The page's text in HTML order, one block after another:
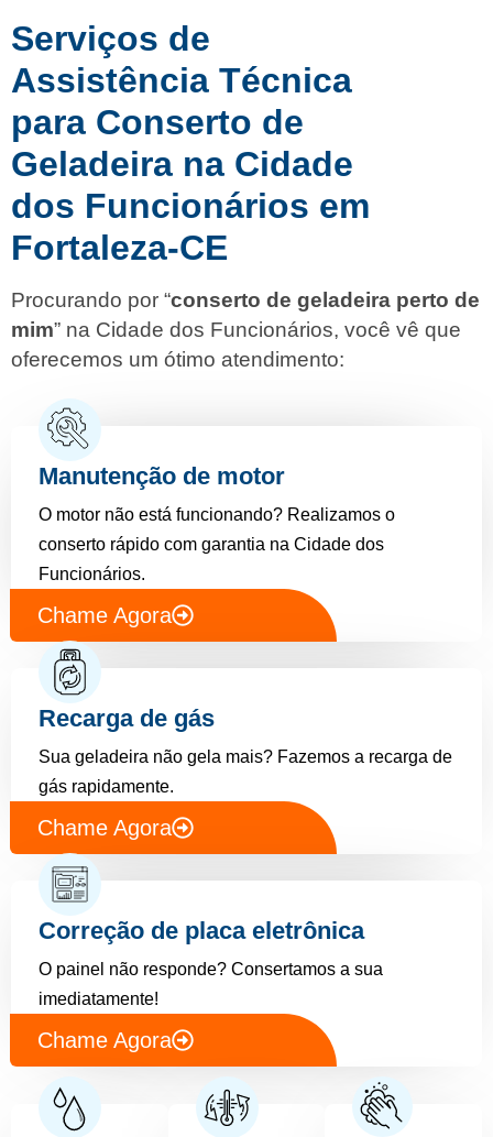
Serviços de
Assistência Técnica
para Conserto de
Geladeira na Cidade
dos Funcionários em
Fortaleza-CE
Procurando por “conserto de geladeira perto de
mim” na Cidade dos Funcionários, você vê que
oferecemos um ótimo atendimento:
Manutenção de motor
O motor não está funcionando? Realizamos o
conserto rápido com garantia na Cidade dos
Funcionários.
Chame Agora
Recarga de gás
Sua geladeira não gela mais? Fazemos a recarga de
gás rapidamente.
Chame Agora
Correção de placa eletrônica
O painel não responde? Consertamos a sua
imediatamente!
Chame Agora